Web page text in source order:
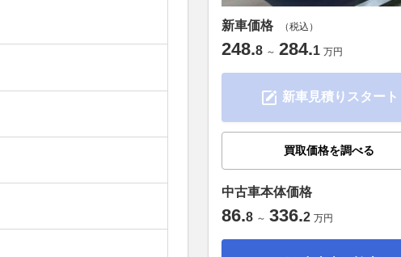
新車価格 （税込）
248.8 ～ 284.1 万円
新車見積りスタート
買取価格を調べる
中古車本体価格
86.8 ～ 336.2 万円